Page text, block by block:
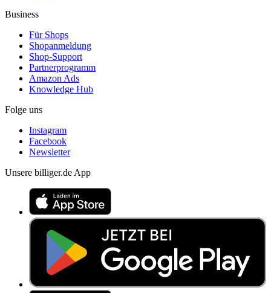
Business
Für Shops
Shopanmeldung
Shop-Support
Partnerprogramm
Amazon Ads
Knowledge Hub
Folge uns
Instagram
Facebook
Newsletter
Unsere billiger.de App